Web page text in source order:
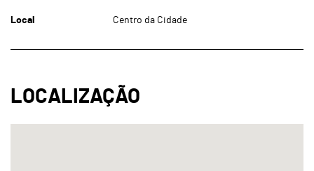
Local Centro da Cidade